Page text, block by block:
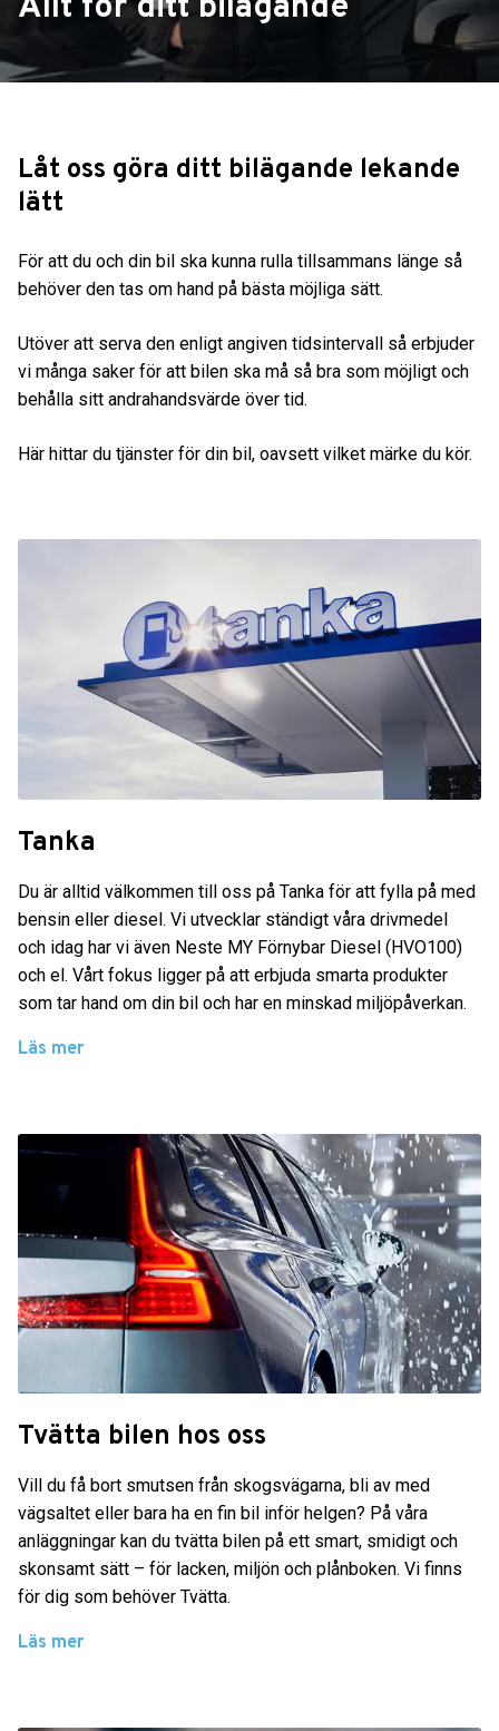
Allt för ditt bilägande
Låt oss göra ditt bilägande lekande
lätt
För att du och din bil ska kunna rulla tillsammans länge så
behöver den tas om hand på bästa möjliga sätt.
Utöver att serva den enligt angiven tidsintervall så erbjuder
vi många saker för att bilen ska må så bra som möjligt och
behålla sitt andrahandsvärde över tid.
Här hittar du tjänster för din bil, oavsett vilket märke du kör.
Tanka
Du är alltid välkommen till oss på Tanka för att fylla på med
bensin eller diesel. Vi utvecklar ständigt våra drivmedel
och idag har vi även Neste MY Förnybar Diesel (HVO100)
och el. Vårt fokus ligger på att erbjuda smarta produkter
som tar hand om din bil och har en minskad miljöpåverkan.
Läs mer
Tvätta bilen hos oss
Vill du få bort smutsen från skogsvägarna, bli av med
vägsaltet eller bara ha en fin bil inför helgen? På våra
anläggningar kan du tvätta bilen på ett smart, smidigt och
skonsamt sätt – för lacken, miljön och plånboken. Vi finns
för dig som behöver Tvätta.
Läs mer